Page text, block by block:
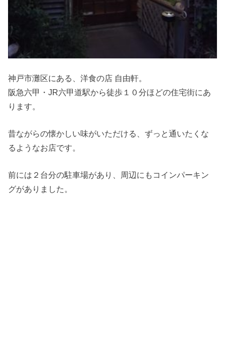
神戸市灘区にある、洋食の店 自由軒。
阪急六甲・JR六甲道駅から徒歩１０分ほどの住宅街にあ
ります。
昔ながらの懐かしい味がいただける、ずっと通いたくな
るようなお店です。
前には２台分の駐車場があり、周辺にもコインパーキン
グがありました。